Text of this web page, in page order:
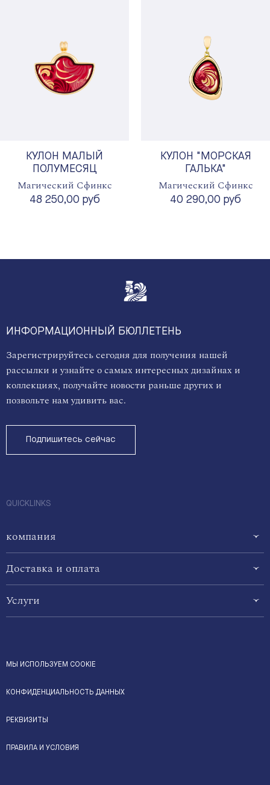
КУЛОН МАЛЫЙ
ПОЛУМЕСЯЦ
Магический Сфинкс
48 250,00 руб
КУЛОН "МОРСКАЯ
ГАЛЬКА"
Магический Сфинкс
40 290,00 руб
ИНФОРМАЦИОННЫЙ БЮЛЛЕТЕНЬ
Зарегистрируйтесь сегодня для получения нашей
рассылки и узнайте о самых интересных дизайнах и
коллекциях, получайте новости раньше других и
позвольте нам удивить вас.
Подпишитесь сейчас
QUICKLINKS
компания
Доставка и оплата
Услуги
МЫ ИСПОЛЬЗУЕМ COOKIE
КОНФИДЕНЦИАЛЬНОСТЬ ДАННЫХ
РЕКВИЗИТЫ
ПРАВИЛА И УСЛОВИЯ